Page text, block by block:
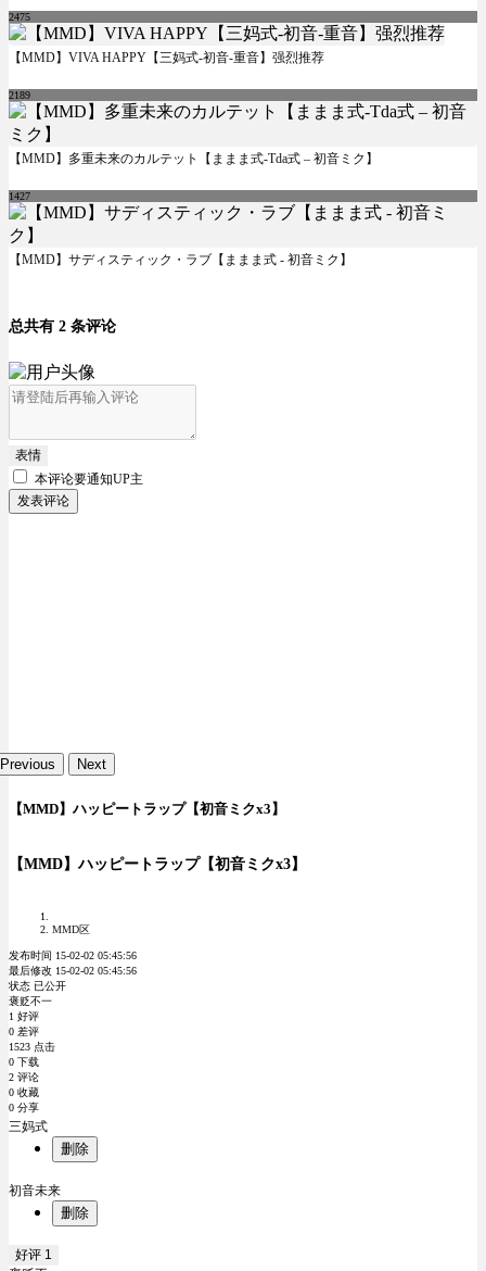
2475
【MMD】VIVA HAPPY【三妈式-初音-重音】强烈推荐
2189
【MMD】多重未来のカルテット【ままま式-Tda式 – 初音ミク】
1427
【MMD】サディスティック・ラブ【ままま式 - 初音ミク】
总共有 2 条评论
表情
本评论要通知UP主
发表评论
Previous Next
【MMD】ハッピートラップ【初音ミクx3】
【MMD】ハッピートラップ【初音ミクx3】
MMD区
发布时间 15-02-02 05:45:56
最后修改 15-02-02 05:45:56
状态 已公开
褒贬不一
1 好评
0 差评
1523 点击
0 下载
2 评论
0 收藏
0 分享
三妈式
删除
初音未来
删除
好评 1